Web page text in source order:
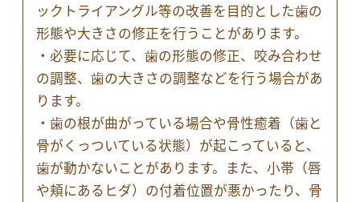
ックトライアングル等の改善を目的とした歯の
形態や大きさの修正を行うことがあります。
・必要に応じて、歯の形態の修正、咬み合わせ
の調整、歯の大きさの調整などを行う場合があ
ります。
・歯の根が曲がっている場合や骨性癒着（歯と
骨がくっついている状態）が起こっていると、
歯が動かないことがあります。また、小帯（唇
や頬にあるヒダ）の付着位置が悪かったり、骨